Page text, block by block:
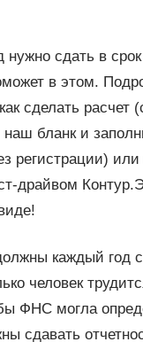
нужно сдать в
в этом.
сделать
наш бланк и
регистрации) или
драйвом
каждый год
человек
ФНС могла
сдавать